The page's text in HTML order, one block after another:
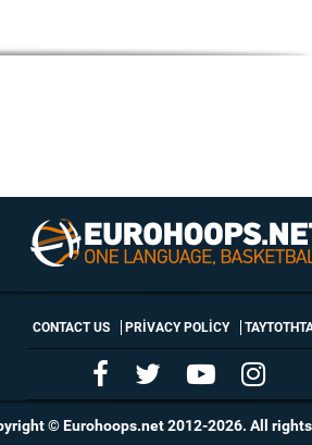
CONTACT US PRIVACY POLICY
© Eurohoops.net 2012-2026. All